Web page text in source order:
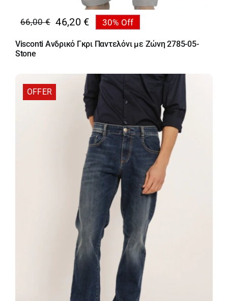
66,00€
Original
price
was:
46,20 €
Η
τρέχουσα
τιμή
46,20 €.
30% Off
Visconti Ανδρικό Γκρι Παντελόνι με Ζώνη 2785-05-
Stone
OFFER